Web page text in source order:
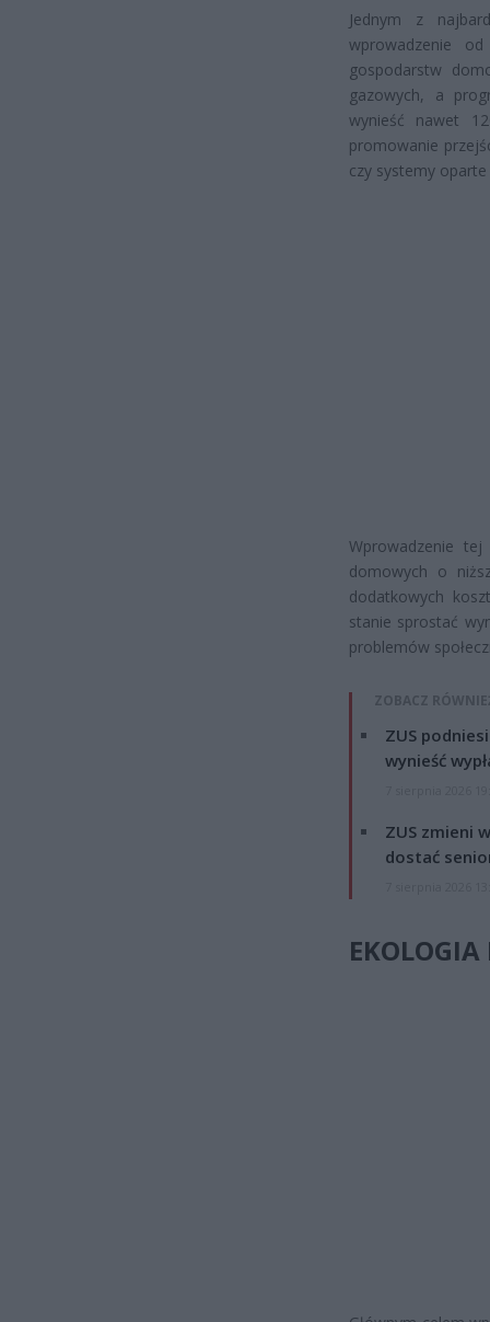
Jednym z
wprowadzenie
gospodarstw
gazowych, a
wynieść nawet
promowanie
czy systemy
Wprowadzenie
domowych o
dodatkowych
stanie sprostać
problemów
ZOBACZ
ZUS
wynieść
ZUS zmieni
dostać